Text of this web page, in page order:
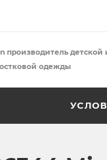
производитель детской
одежды